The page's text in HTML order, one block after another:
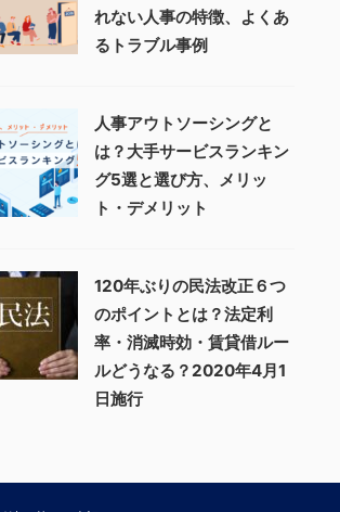
れない人事の特徴、よくあ
るトラブル事例
人事アウトソーシングと
は？大手サービスランキン
グ5選と選び方、メリッ
ト・デメリット
120年ぶりの民法改正６つ
のポイントとは？法定利
率・消滅時効・賃貸借ルー
ルどうなる？2020年4月1
日施行